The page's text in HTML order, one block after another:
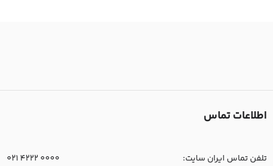
اطلاعات تماس
تلفن تماس ایران سایت:
021 4222 0000